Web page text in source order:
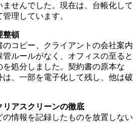
せんでした。現在は、台帳化して
理しています。
整頓
のコピー、クライアントの会社案内
ルールがなく、オフィスの至ると
処分しました。契約書の原本な
は、一部を電子化して残し、他は破
リアスクリーンの徹底
情報を記録したものを放置しない